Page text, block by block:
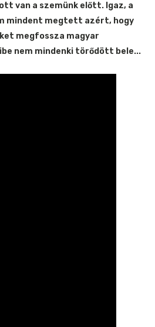
van a szemünk előtt. Igaz, a
mindent megtett azért, hogy
megfossza magyar
nem mindenki törődött bele...